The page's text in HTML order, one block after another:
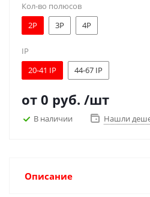
Кол-во полюсов
2Р
3Р 4Р
IP
20-41 IP
44-67 IP
от 0 руб. /шт
В наличии Нашли
Описание